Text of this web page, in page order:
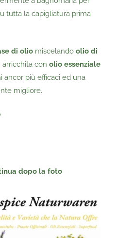
tutta la capigliatura prima
di olio miscelando olio di
, arricchita con olio essenziale
ancor più efficaci ed una
migliore.
dopo la foto